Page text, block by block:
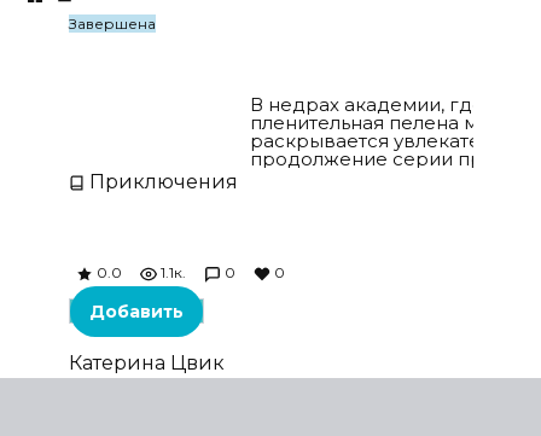
Завершена
В недрах академии, где
пленительная пелена магии,
раскрывается увлекательное
продолжение серии
Приключения
0.0 1.1к. 0 0
Добавить
Катерина Цвик